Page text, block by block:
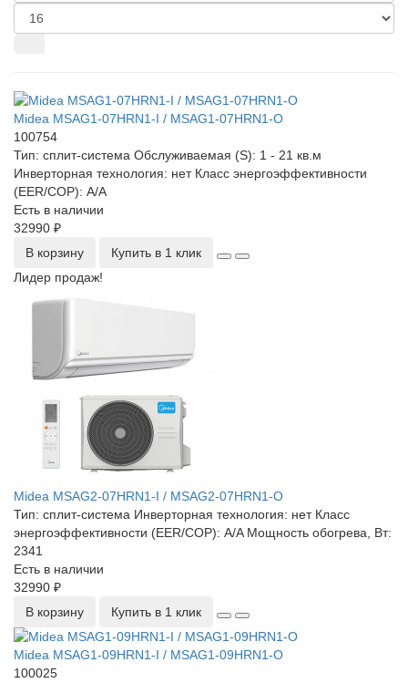
Midea MSAG1-07HRN1-I / MSAG1-07HRN1-O
100754
Тип: сплит-система Обслуживаемая (S): 1 - 21 кв.м
Инверторная технология: нетКласс энергоэффективности
(EER/COP): A/A
Есть в наличии
32990 ₽
В корзину
Купить в 1 клик
Лидер продаж!
Midea MSAG2-07HRN1-I / MSAG2-07HRN1-O
Тип: сплит-система Инверторная технология: нетКласс
энергоэффективности (EER/COP): A/AМощность обогрева, Вт:
2341
Есть в наличии
32990 ₽
В корзину
Купить в 1 клик
Midea MSAG1-09HRN1-I / MSAG1-09HRN1-O
100025